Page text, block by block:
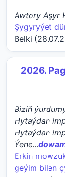
Awtory Aşyr
Şygyryýet
Belki
2026.
Biziň
Hytaýdan
Hytaýdan
Ýene...
Erkin
geýim bilen